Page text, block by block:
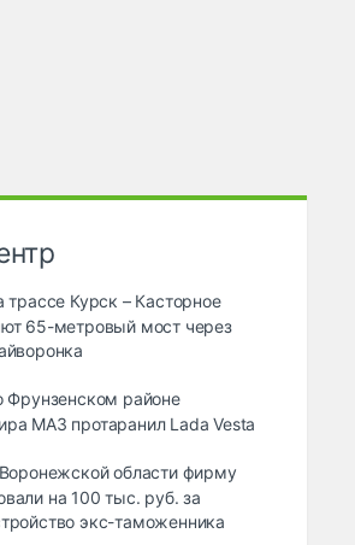
трассе Курск – Касторное
65-метровый мост через
Фрунзенском районе
МАЗ протаранил Lada Vesta
области фирму
на 100 тыс. руб. за
экс-таможенника